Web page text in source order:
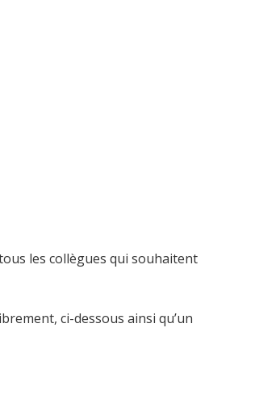
les collègues qui souhaitent
ci-dessous ainsi qu’un